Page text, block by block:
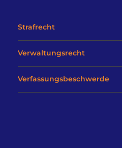
Strafrecht
Verwaltungsrecht
Verfassungsbeschwerde